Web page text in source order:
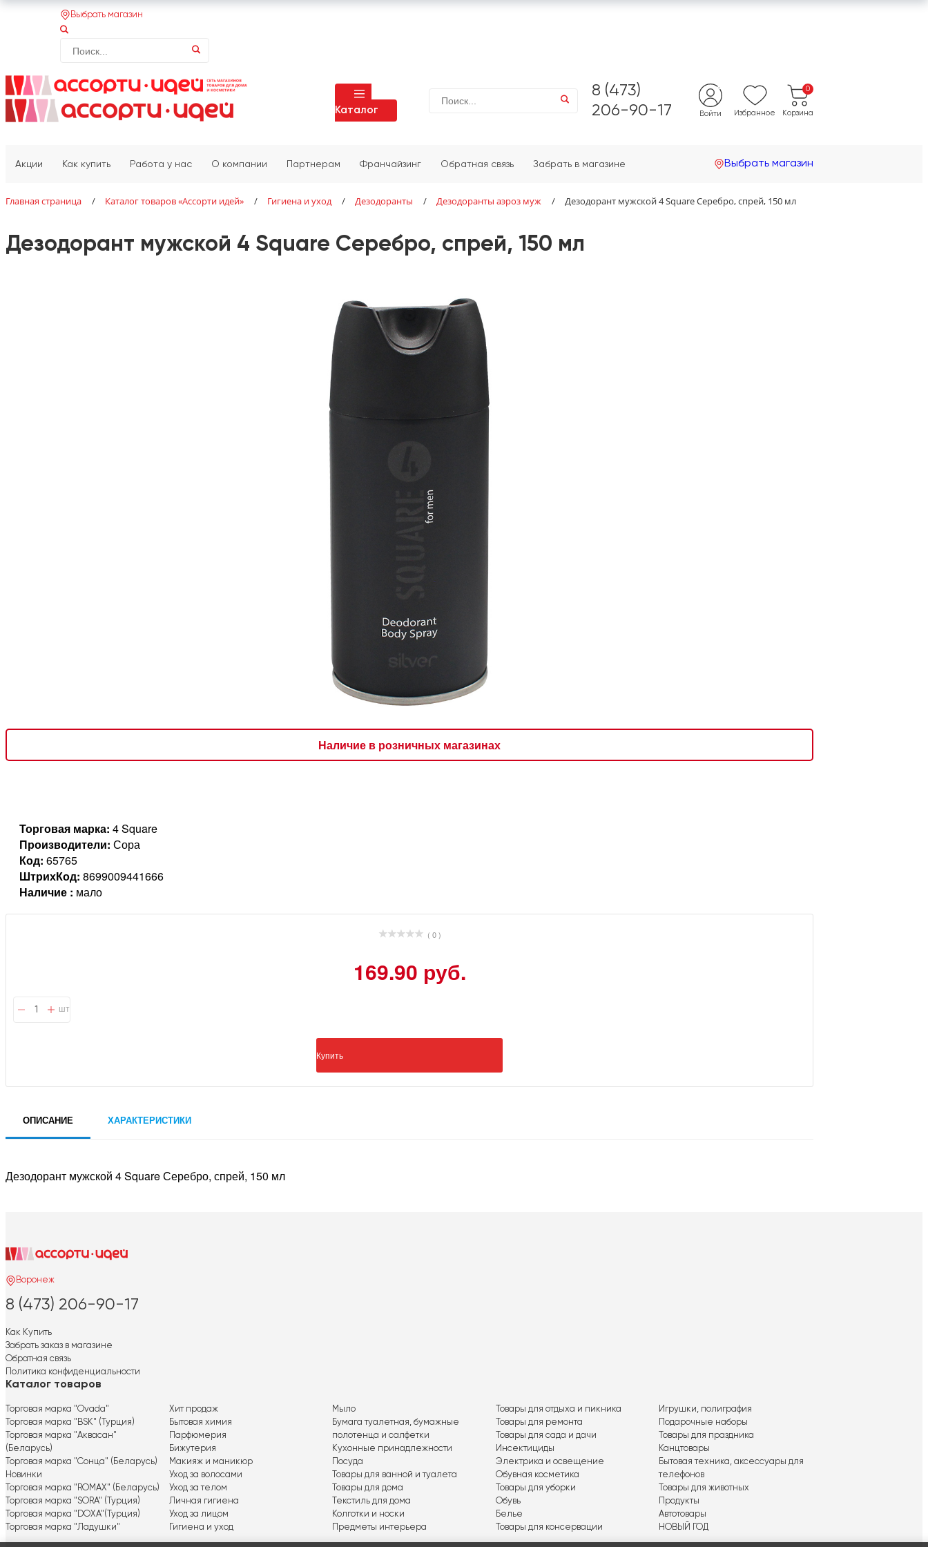
Выбрать магазин
Каталог
8 (473)
206-90-17
Войти Избранное Корзина
0
Акции Как купить Работа у нас О компании Партнерам Франчайзинг Обратная связь Забрать в магазине Выбрать магазин
Главная страница / Каталог товаров «‎Ассорти идей»‎ / Гигиена и уход / Дезодоранты / Дезодоранты аэроз муж / Дезодорант мужской 4 Square Серебро, спрей, 150 мл
Дезодорант мужской 4 Square Серебро, спрей, 150 мл
Наличие в розничных магазинах
Торговая марка: 4 Square
Производители: Сора
Код: 65765
ШтрихКод: 8699009441666
Наличие : мало
( 0 )
169.90 руб.
шт
Купить
ОПИСАНИЕ ХАРАКТЕРИСТИКИ
Дезодорант мужской 4 Square Серебро, спрей, 150 мл
Воронеж
8 (473) 206-90-17
Как Купить
Забрать заказ в магазине
Обратная связь
Политика конфиденциальности
Каталог товаров
Торговая марка "Ovada"
Торговая марка "BSK" (Турция)
Торговая марка "Аквасан"
(Беларусь)
Торговая марка "Сонца" (Беларусь)
Новинки
Торговая марка "ROMAX" (Беларусь)
Торговая марка "SORA" (Турция)
Торговая марка "DOXA"(Турция)
Торговая марка "Ладушки"
Хит продаж
Бытовая химия
Парфюмерия
Бижутерия
Макияж и маникюр
Уход за волосами
Уход за телом
Личная гигиена
Уход за лицом
Гигиена и уход
Мыло
Бумага туалетная, бумажные
полотенца и салфетки
Кухонные принадлежности
Посуда
Товары для ванной и туалета
Товары для дома
Текстиль для дома
Колготки и носки
Предметы интерьера
Товары для отдыха и пикника
Товары для ремонта
Товары для сада и дачи
Инсектициды
Электрика и освещение
Обувная косметика
Товары для уборки
Обувь
Белье
Товары для консервации
Игрушки, полиграфия
Подарочные наборы
Товары для праздника
Канцтовары
Бытовая техника, аксессуары для
телефонов
Товары для животных
Продукты
Автотовары
НОВЫЙ ГОД